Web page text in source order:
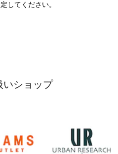
してください。
いショップ